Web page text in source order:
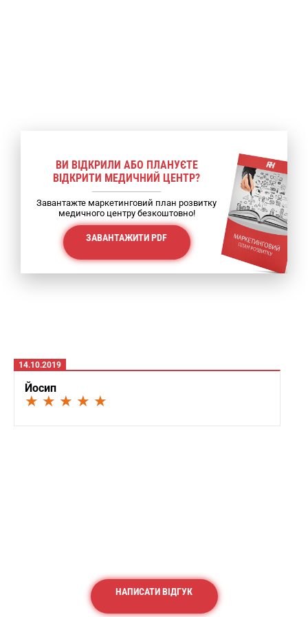
ВИ ВІДКРИЛИ АБО ПЛАНУЄТЕ
ВІДКРИТИ МЕДИЧНИЙ ЦЕНТР?
Завантажте маркетинговий план розвитку
медичного центру безкоштовно!
ЗАВАНТАЖИТИ PDF
14.10.2019
Йосип
★ ★ ★ ★ ★
НАПИСАТИ ВІДГУК